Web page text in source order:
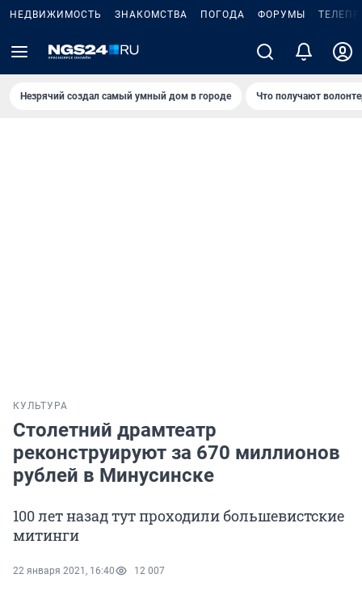
НЕДВИЖИМОСТЬ ЗНАКОМСТВА ПОГОДА ФОРУМЫ
Незрячий создал самый умный дом в городе Что получают
КУЛЬТУРА
Столетний драмтеатр
реконструируют за 670 миллионов
рублей в Минусинске
100 лет назад тут проходили большевистские
митинги
22 января 2021, 16:40 12 007